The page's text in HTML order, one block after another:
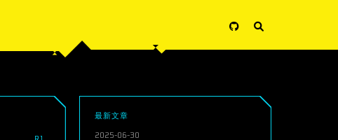
最新文章
2025-06-30